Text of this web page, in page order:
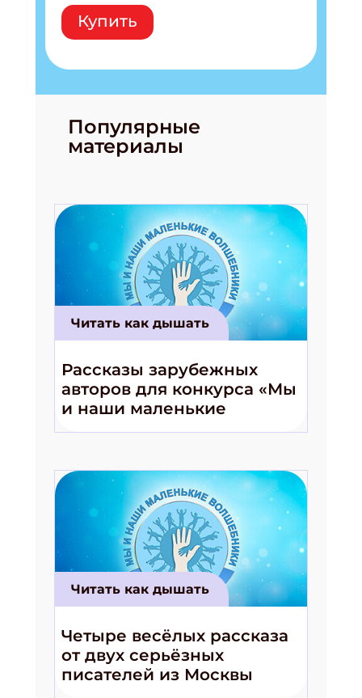
Купить
Популярные
материалы
Читать как дышать
Рассказы зарубежных
авторов для конкурса «Мы
и наши маленькие
волшебники!»
Читать как дышать
Четыре весёлых рассказа
от двух серьёзных
писателей из Москвы